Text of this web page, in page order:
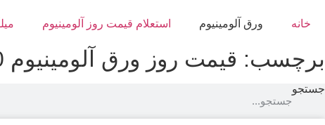
خانه ورق آلومینیوم استعلام قیمت روز آلومینیوم
برچسب: قیمت روز ورق آلومینیوم 5000
جستجو